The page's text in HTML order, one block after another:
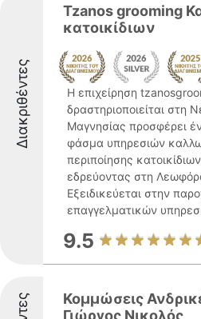
Διακριθέντες
Tzanos grooming
κατοικίδιων
Η επιχείρηση
δραστηριοποιείται στη
Μαγνησίας προσφέρει
φάσμα υπηρεσιών
περιποίησης
εδρεύοντας στη
Εξειδικεύεται στην
επαγγελματικών
9.5
Κομμώσεις
Γιώργος Νικολός